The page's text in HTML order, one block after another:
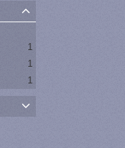
1
1
1